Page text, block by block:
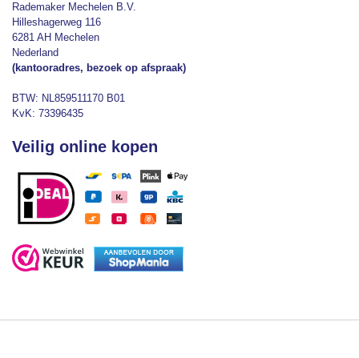
Rademaker Mechelen B.V.
Hilleshagerweg 116
6281 AH Mechelen
Nederland
(kantooradres, bezoek op afspraak)
BTW: NL859511170 B01
KvK: 73396435
Veilig online kopen